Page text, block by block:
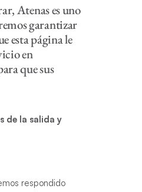
Atenas es uno
garantizar
esta página le
en
que sus
de la salida y
respondido